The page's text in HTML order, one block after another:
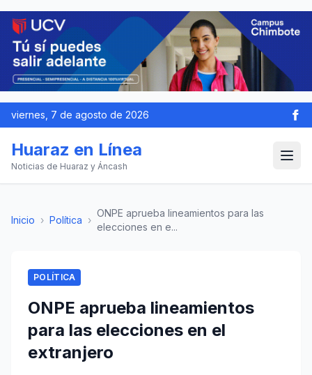
viernes, 7 de agosto de 2026
Huaraz en Línea
Noticias de Huaraz y Áncash
Inicio › Política ›
ONPE aprueba lineamientos para las
elecciones en e...
POLÍTICA
ONPE aprueba lineamientos
para las elecciones en el
extranjero